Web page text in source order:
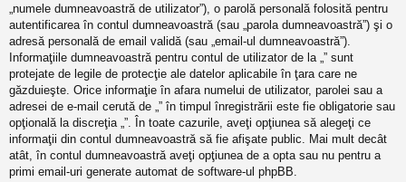
„numele dumneavoastră de utilizator”), o parolă personală folosită pentru
autentificarea în contul dumneavoastră (sau „parola dumneavoastră”) şi o
adresă personală de email validă (sau „email-ul dumneavoastră”).
Informaţiile dumneavoastră pentru contul de utilizator de la „” sunt
protejate de legile de protecţie ale datelor aplicabile în ţara care ne
găzduieşte. Orice informaţie în afara numelui de utilizator, parolei sau a
adresei de e-mail cerută de „” în timpul înregistrării este fie obligatorie sau
opţională la discreţia „”. În toate cazurile, aveţi opţiunea să alegeţi ce
informaţii din contul dumneavoastră să fie afişate public. Mai mult decât
atât, în contul dumneavoastră aveţi opţiunea de a opta sau nu pentru a
primi email-uri generate automat de software-ul phpBB.